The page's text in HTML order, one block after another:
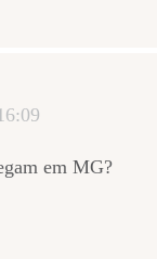
em MG?